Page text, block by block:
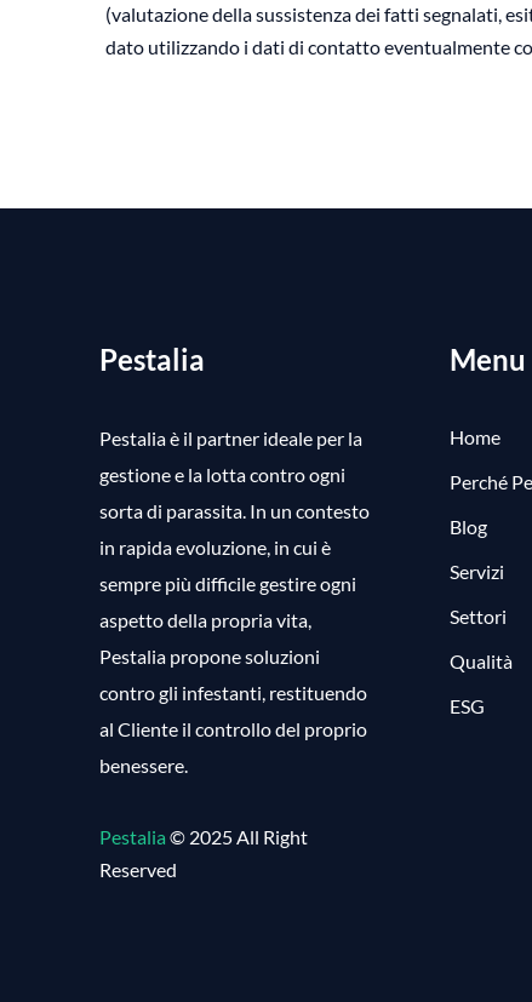
(valutazione della sussistenza dei fatti segnalati,
dato utilizzando i dati di contatto eventualmente
Pestalia
Pestalia è il partner ideale per la
gestione e la lotta contro ogni
sorta di parassita. In un contesto
in rapida evoluzione, in cui è
sempre più difficile gestire ogni
aspetto della propria vita,
Pestalia propone soluzioni
contro gli infestanti, restituendo
al Cliente il controllo del proprio
benessere.
Pestalia © 2025 All Right
Reserved
Menu
Home
Perché
Blog
Servizi
Settori
Qualità
ESG